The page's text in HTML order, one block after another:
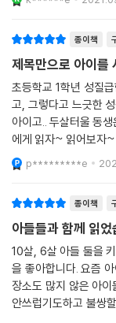
저 이 방법들로 풀고
종이책
제목만으로 아이를
초등학교 1학년 성질급한 남자아이. 아직 말
고, 그렇다고 느긋한 성격도 아니고 욕심은 또
아이고.. 두살터울 동생은 왜
에게 읽자~ 읽어보자~
목을 중얼중얼 따라 읽더
화가
p*********e
종이책
아들들과 함께 읽었
10살, 6살 아들 둘을 키우는 아빠입니다.
을 좋아합니다. 요즘 아이들 공부하고 배울 것은 많고 반면 뛰어놀 기회도
장소도 많지 않은 아이들. 제가 클 때와는 다른 세상을 살고 있는 아
안쓰럽기도하고 불쌍할 때도 많습니다.